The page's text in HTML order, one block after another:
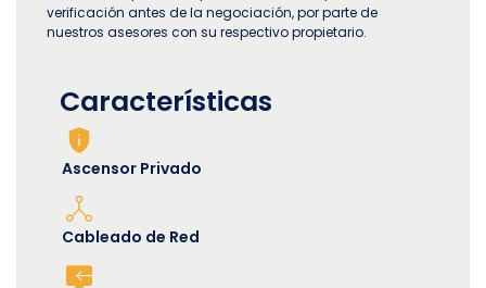
verificación antes de la negociación, por parte de
nuestros asesores con su respectivo propietario.
Características
Ascensor Privado
Cableado de Red